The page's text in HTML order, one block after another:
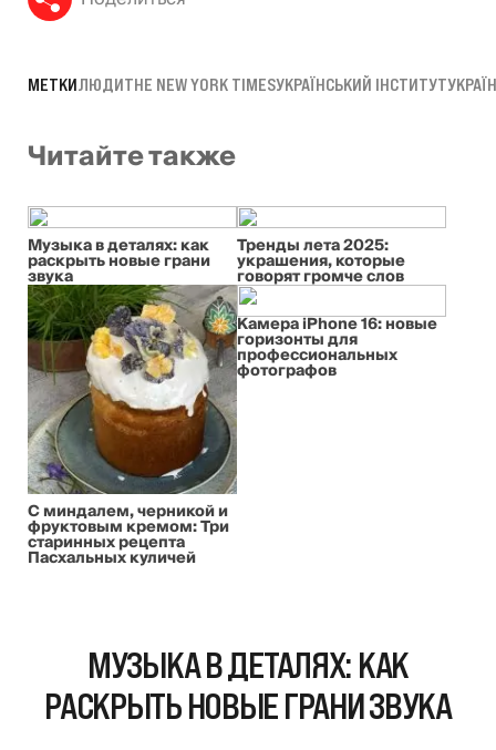
МЕТКИЛЮДИTHE NEW YORK TIMESУКРАЇНСЬКИЙ ІНСТИТУТ
Читайте также
Музыка в деталях: как
раскрыть новые грани
звука
Тренды лета 2025:
украшения, которые
говорят громче слов
С миндалем, черникой и
фруктовым кремом: Три
старинных рецепта
Пасхальных куличей
Камера iPhone 16: новые
горизонты для
профессиональных
фотографов
МУЗЫКА В ДЕТАЛЯХ: КАК
РАСКРЫТЬ НОВЫЕ ГРАНИ ЗВУКА